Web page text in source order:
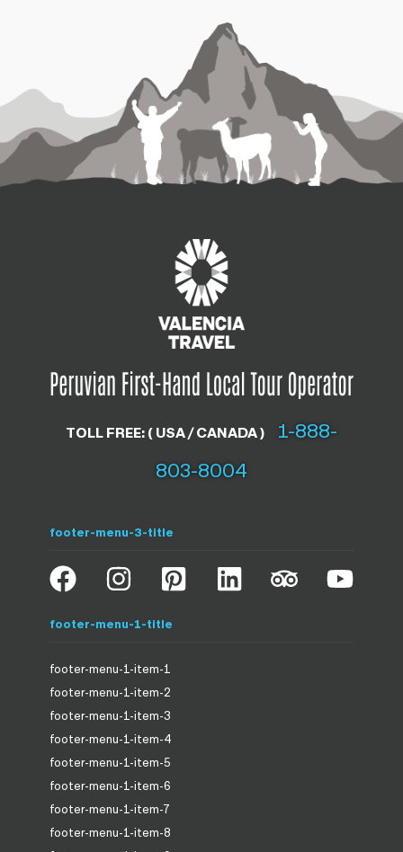
footer-menu-1-title
footer-menu-1-item-1
footer-menu-1-item-2
footer-menu-1-item-3
footer-menu-1-item-4
footer-menu-1-item-5
footer-menu-1-item-6
footer-menu-1-item-7
footer-menu-1-item-8
TOLL FREE: ( USA / CANADA )
1-888-
803-8004
footer-menu-3-title